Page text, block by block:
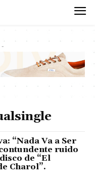
-
“Nada Va a Ser
ruido
de “El
Charol”.